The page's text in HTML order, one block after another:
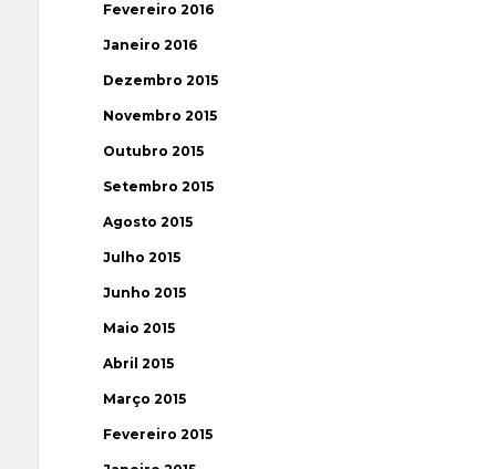
Fevereiro 2016
Janeiro 2016
Dezembro 2015
Novembro 2015
Outubro 2015
Setembro 2015
Agosto 2015
Julho 2015
Junho 2015
Maio 2015
Abril 2015
Março 2015
Fevereiro 2015